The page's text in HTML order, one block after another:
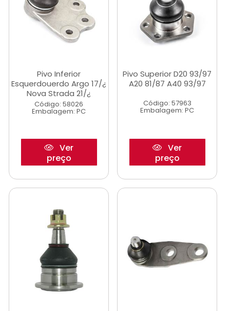
Pivo Inferior
Esquerdouerdo Argo 17/¿
Nova Strada 21/¿
Código: 58026
Embalagem: PC
Ver
preço
Pivo Superior D20 93/97
A20 81/87 A40 93/97
Código: 57963
Embalagem: PC
Ver
preço